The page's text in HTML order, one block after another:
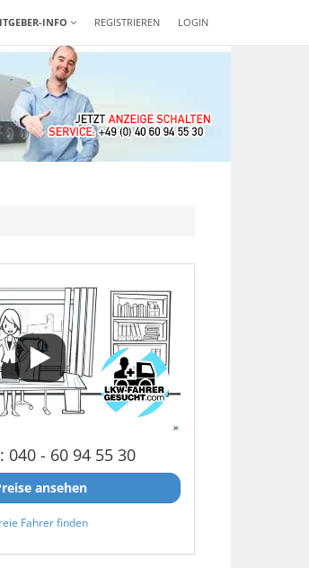
REGISTRIEREN LOGIN
INFO
040 - 60 94 55 30
ansehen
Fahrer finden